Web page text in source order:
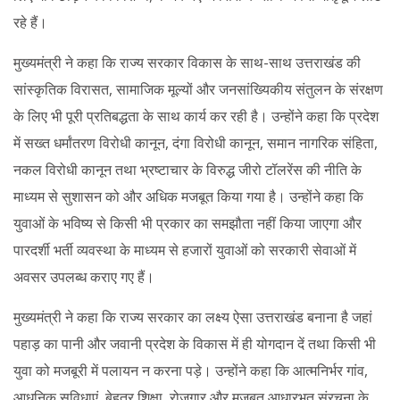
रहे हैं।
मुख्यमंत्री ने कहा कि राज्य सरकार विकास के साथ-साथ उत्तराखंड की
सांस्कृतिक विरासत, सामाजिक मूल्यों और जनसांख्यिकीय संतुलन के संरक्षण
के लिए भी पूरी प्रतिबद्धता के साथ कार्य कर रही है। उन्होंने कहा कि प्रदेश
में सख्त धर्मांतरण विरोधी कानून, दंगा विरोधी कानून, समान नागरिक संहिता,
नकल विरोधी कानून तथा भ्रष्टाचार के विरुद्ध जीरो टॉलरेंस की नीति के
माध्यम से सुशासन को और अधिक मजबूत किया गया है। उन्होंने कहा कि
युवाओं के भविष्य से किसी भी प्रकार का समझौता नहीं किया जाएगा और
पारदर्शी भर्ती व्यवस्था के माध्यम से हजारों युवाओं को सरकारी सेवाओं में
अवसर उपलब्ध कराए गए हैं।
मुख्यमंत्री ने कहा कि राज्य सरकार का लक्ष्य ऐसा उत्तराखंड बनाना है जहां
पहाड़ का पानी और जवानी प्रदेश के विकास में ही योगदान दें तथा किसी भी
युवा को मजबूरी में पलायन न करना पड़े। उन्होंने कहा कि आत्मनिर्भर गांव,